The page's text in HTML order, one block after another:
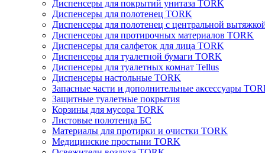
Диспенсеры для покрытий унитаза TORK
Диспенсеры для полотенец TORK
Диспенсеры для полотенец с центральной
Диспенсеры для протирочных материалов TORK
Диспенсеры для салфеток для лица TORK
Диспенсеры для туалетной бумаги TORK
Диспенсеры для туалетных комнат Tellus
Диспенсеры настольные TORK
Запасные части и дополнительные аксессуары
Защитные туалетные покрытия
Корзины для мусора TORK
Листовые полотенца БС
Материалы для протирки и очистки TORK
Медицинские простыни TORK